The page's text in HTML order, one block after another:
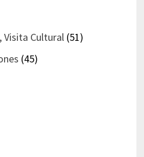
Visita Cultural(51)
(45)